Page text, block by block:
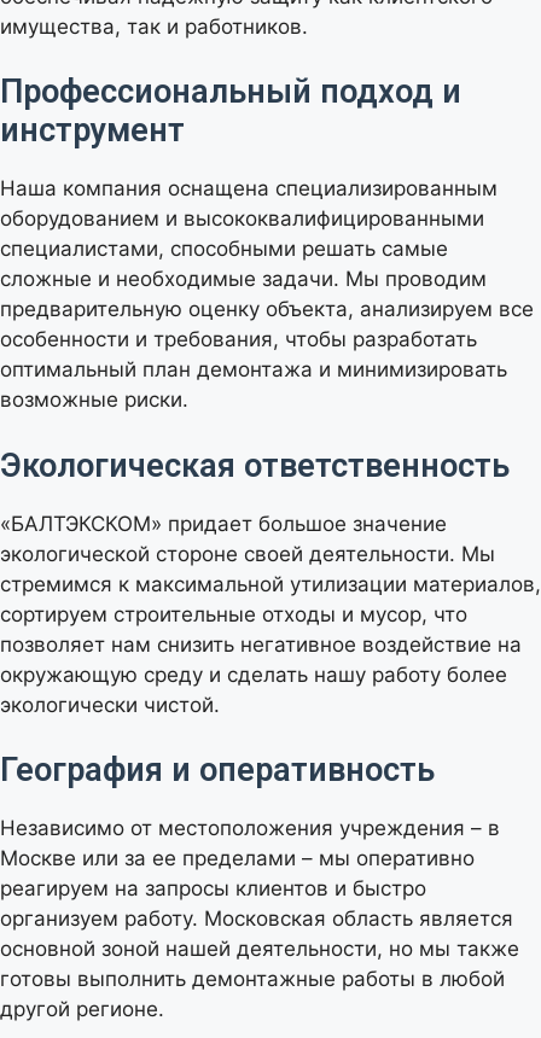
имущества, так и работников.
Профессиональный подход и
инструмент
Наша компания оснащена специализированным
оборудованием и высококвалифицированными
специалистами, способными решать самые
сложные и необходимые задачи. Мы проводим
предварительную оценку объекта, анализируем все
особенности и требования, чтобы разработать
оптимальный план демонтажа и минимизировать
возможные риски.
Экологическая ответственность
«БАЛТЭКСКОМ» придает большое значение
экологической стороне своей деятельности. Мы
стремимся к максимальной утилизации материалов,
сортируем строительные отходы и мусор, что
позволяет нам снизить негативное воздействие на
окружающую среду и сделать нашу работу более
экологически чистой.
География и оперативность
Независимо от местоположения учреждения – в
Москве или за ее пределами – мы оперативно
реагируем на запросы клиентов и быстро
организуем работу. Московская область является
основной зоной нашей деятельности, но мы также
готовы выполнить демонтажные работы в любой
другой регионе.